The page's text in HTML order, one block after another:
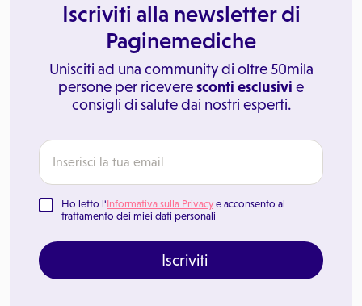
Iscriviti alla newsletter di
Paginemediche
Unisciti ad una community di oltre 50mila
persone per riceveresconti esclusivi e
consigli di salute dai nostri esperti.
Ho letto l'Informativa sulla Privacy e acconsento al
trattamento dei miei dati personali
Iscriviti